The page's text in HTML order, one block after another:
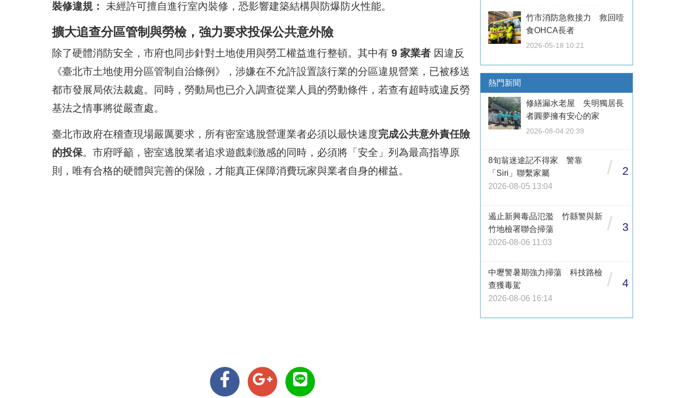
裝修違規： 未經許可擅自進行室內裝修，恐影響建築結構與防爆防火性能。
擴大追查分區管制與勞檢，強力要求投保公共意外險
除了硬體消防安全，市府也同步針對土地使用與勞工權益進行整頓。其中有 9 家業者 因違反
《臺北市土地使用分區管制自治條例》，涉嫌在不允許設置該行業的分區違規營業，已被移送
都市發展局依法裁處。同時，勞動局也已介入調查從業人員的勞動條件，若查有超時或違反勞
基法之情事將從嚴查處。
臺北市政府在稽查現場嚴厲要求，所有密室逃脫營運業者必須以最快速度完成公共意外責任險
的投保。市府呼籲，密室逃脫業者追求遊戲刺激感的同時，必須將「安全」列為最高指導原
則，唯有合格的硬體與完善的保險，才能真正保障消費玩家與業者自身的權益。
竹市消防急救接力 救回噎
食OHCA長者
2026-05-18 10:21
熱門新聞
修繕漏水老屋 失明獨居長
者圓夢擁有安心的家
2026-08-04 20:39
8旬翁迷途記不得家 警靠
「Siri」聯繫家屬
2026-08-05 13:04
/ 2
遏止新興毒品氾濫 竹縣警與新
竹地檢署聯合掃蕩
2026-08-06 11:03
/ 3
中壢警暑期強力掃蕩 科技路檢
查獲毒駕
2026-08-06 16:14
/ 4